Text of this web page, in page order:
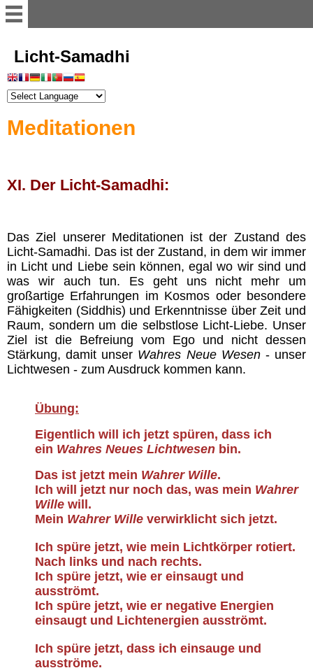
Willkommen
Register
Vorwort
Dimensionen
Astralwesen
Chakren
Geistwesen
Lichtwesen
Transformation
Meditationen
Tägliche Übungen
Gefährliche Meditationen
Lebensenergie
Licht-Samadhi
Meditationen
XI. Der Licht-Samadhi:
Das Ziel unserer Meditationen ist der Zustand des
Licht-Samadhi. Das ist der Zustand, in dem wir immer
in Licht und Liebe sein können, egal wo wir sind und
was wir auch tun. Es geht uns nicht mehr um
großartige Erfahrungen im Kosmos oder besondere
Fähigkeiten (Siddhis) und Erkenntnisse über Zeit und
Raum, sondern um die selbstlose Licht-Liebe. Unser
Ziel ist die Befreiung vom Ego und nicht dessen
Stärkung, damit unser Wahres Neue Wesen- unser
Lichtwesen - zum Ausdruck kommen kann.
Übung:
Eigentlich will ich jetzt spüren, dass ich
ein Wahres Neues Lichtwesen bin.
Das ist jetzt mein Wahrer Wille.
Ich will jetzt nur noch das, was mein Wahrer
Wille will.
Mein Wahrer Wille verwirklicht sich jetzt.
Ich spüre jetzt, wie mein Lichtkörper rotiert.
Nach links und nach rechts.
Ich spüre jetzt, wie er einsaugt und
ausströmt.
Ich spüre jetzt, wie er negative Energien
einsaugt und Lichtenergien ausströmt.
Ich spüre jetzt, dass ich einsauge und
ausströme.